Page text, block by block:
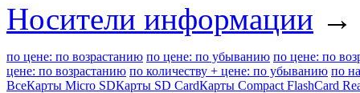
Носители информации →
по цене: по возрастанию по цене: по убыванию по цене: по
цене: по возрастанию по количеству + цене: по убыванию по
ВсеКарты Micro SDКарты SD CardКарты Сompact FlashCard